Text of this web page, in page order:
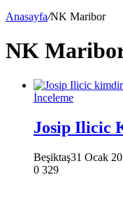
Anasayfa/NK Maribor
NK
İnceleme
Josip Ilicic
Beşiktaş31 Ocak
0 329